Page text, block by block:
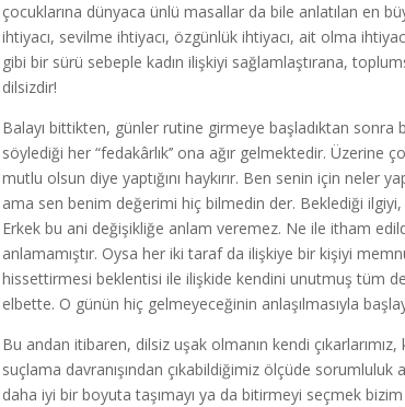
çocuklarına dünyaca ünlü masallar da bile anlatılan en
ihtiyacı, sevilme ihtiyacı, özgünlük ihtiyacı, ait olma
gibi bir sürü sebeple kadın ilişkiyi sağlamlaştırana,
dilsizdir!
Balayı bittikten, günler rutine girmeye başladıktan sonra
söylediği her “fedakârlık’’ ona ağır gelmektedir.
mutlu olsun diye yaptığını haykırır. Ben senin için neler
ama sen benim değerimi hiç bilmedin der. Beklediği
Erkek bu ani değişikliğe anlam veremez. Ne ile itham
anlamamıştır. Oysa her iki taraf da ilişkiye bir kişiyi
hissettirmesi beklentisi ile ilişkide kendini unutmuş tüm
elbette. O günün hiç gelmeyeceğinin anlaşılmasıyla
Bu andan itibaren, dilsiz uşak olmanın kendi
suçlama davranışından çıkabildiğimiz ölçüde
daha iyi bir boyuta taşımayı ya da bitirmeyi seçmek